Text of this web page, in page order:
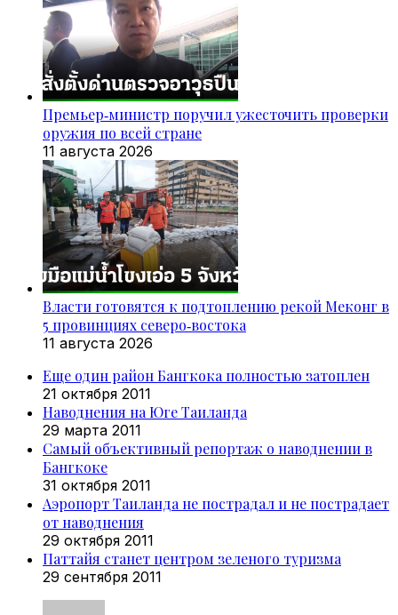
Премьер‑министр поручил ужесточить проверки
оружия по всей стране
11 августа 2026
Власти готовятся к подтоплению рекой Меконг в
5 провинциях северо‑востока
11 августа 2026
Еще один район Бангкока полностью затоплен
21 октября 2011
Наводнения на Юге Таиланда
29 марта 2011
Самый объективный репортаж о наводнении в
Бангкоке
31 октября 2011
Аэропорт Таиланда не пострадал и не пострадает
от наводнения
29 октября 2011
Паттайя станет центром зеленого туризма
29 сентября 2011